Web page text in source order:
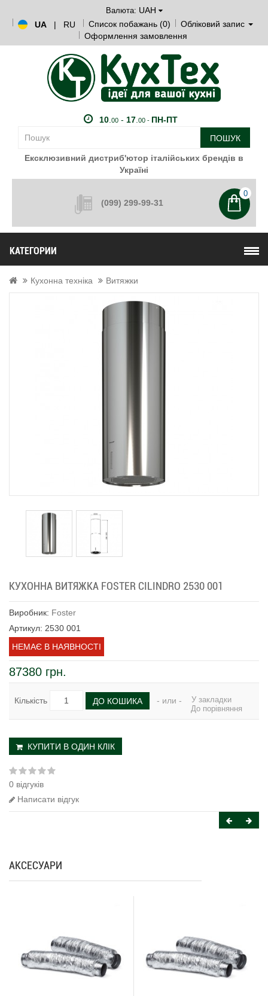
Валюта: UAH
UA
| RU Список побажань (0)
Обліковий запис
Оформлення замовлення
10. 00- 17. 00 - ПН-ПТ
ПОШУК
Ексклюзивний дистриб'ютор італійських брендів в
Україні
(099) 299-99-31
0
КАТЕГОРИИ
Кухонна техніка Витяжки
КУХОННА ВИТЯЖКА FOSTER CILINDRO 2530 001
Виробник: Foster
Артикул: 2530 001
НЕМАЄ В НАЯВНОСТІ
87380 грн.
Кількість ДО КОШИКА - или -
У закладки
До порівняння
КУПИТИ В ОДИН КЛІК
0 відгуків
Написати відгук
АКСЕСУАРИ